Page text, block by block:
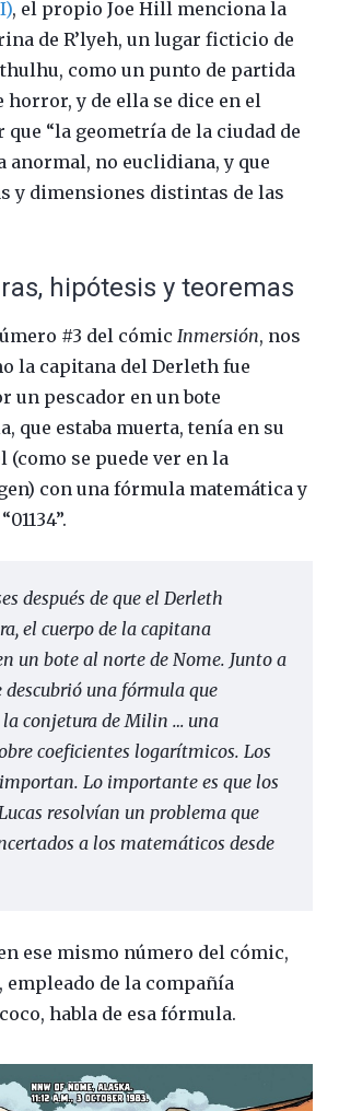
, el propio Joe Hill menciona la
de R’lyeh, un lugar ficticio de
como un punto de partida
horror, y de ella se dice en el
“la geometría de la ciudad de
anormal, no euclidiana, y que
y dimensiones distintas de las
hipótesis y teoremas
#3 del cómic Inmersión, nos
la capitana del Derleth fue
un pescador en un bote
que estaba muerta, tenía en su
(como se puede ver en la
con una fórmula matemática y
después de que el Derleth
el cuerpo de la capitana
un bote al norte de Nome. Junto a
descubrió una fórmula que
conjetura de Milin … una
coeficientes logarítmicos. Los
Lo importante es que los
resolvían un problema que
a los matemáticos desde
ese mismo número del cómic,
empleado de la compañía
habla de esa fórmula.